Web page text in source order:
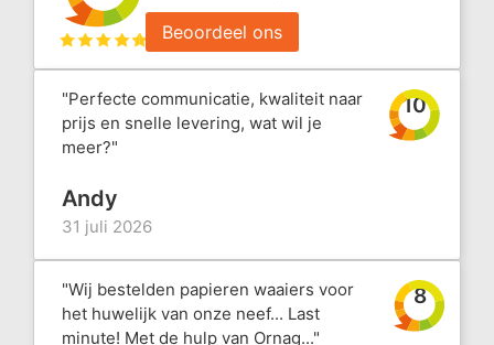
Beoordeel ons
"Perfecte communicatie, kwaliteit naar
prijs en snelle levering, wat wil je
meer?"
10
Andy
31 juli 2026
"Wij bestelden papieren waaiers voor
het huwelijk van onze neef... Last
minute! Met de hulp van Ornag..."
8